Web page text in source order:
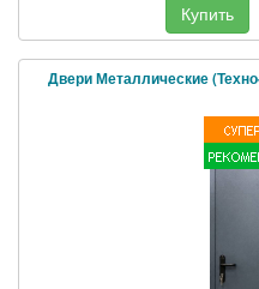
Купить
Двери Металлические